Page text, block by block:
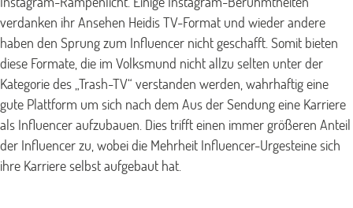
verdanken ihr Ansehen Heidis TV-Format und wieder andere
haben den Sprung zum Influencer nicht geschafft. Somit bieten
diese Formate, die im Volksmund nicht allzu selten unter der
Kategorie des „Trash-TV“ verstanden werden, wahrhaftig eine
gute Plattform um sich nach dem Aus der Sendung eine Karriere
als Influencer aufzubauen. Dies trifft einen immer größeren Anteil
der Influencer zu, wobei die Mehrheit Influencer-Urgesteine sich
ihre Karriere selbst aufgebaut hat.